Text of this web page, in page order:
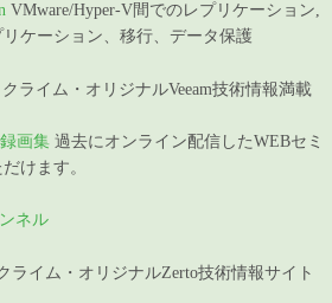
VMware/Hyper-V間でのレプリケーション,
ケーション、移行、データ保護
クライム・オリジナルVeeam技術情報満載
画集 過去にオンライン配信したWEBセミ
けます。
ネル
ライム・オリジナルZerto技術情報サイト